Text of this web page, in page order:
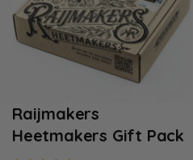
Raijmakers
Heetmakers Gift Pack